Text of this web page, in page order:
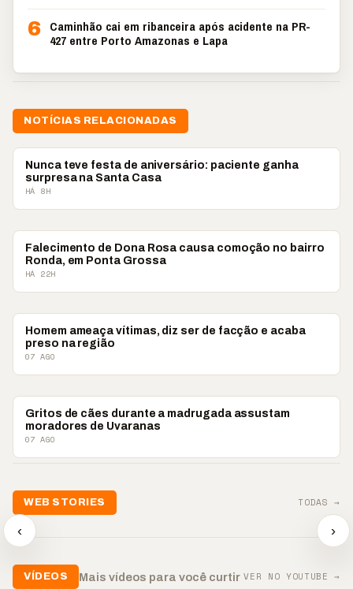
6 Caminhão cai em ribanceira após acidente na PR-
427 entre Porto Amazonas e Lapa
NOTÍCIAS RELACIONADAS
PONTA GROSSA
Nunca teve festa de aniversário: paciente ganha
surpresa na Santa Casa
HÁ 8H
PONTA GROSSA
Falecimento de Dona Rosa causa comoção no bairro
Ronda, em Ponta Grossa
HÁ 22H
PONTA GROSSA
Homem ameaça vítimas, diz ser de facção e acaba
preso na região
07 AGO
PONTA GROSSA
Gritos de cães durante a madrugada assustam
moradores de Uvaranas
07 AGO
WEB STORIES TODAS →
‹
📢💜 Agosto Lilás
reforça combate à
violência contra a
mulher
📢 Noite
chega
oração
›
VÍDEOS Mais vídeos para você curtir VER NO YOUTUBE →